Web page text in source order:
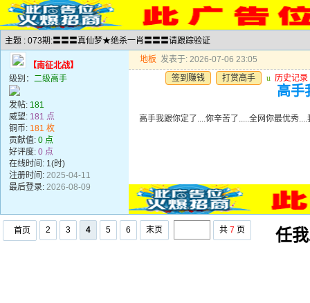
主题 : 073期:〓〓〓真仙梦★绝杀一肖〓〓〓请跟踪验证
【南征北战】
级别： 二级高手
发帖: 181
威望: 181 点
铜币: 181 枚
贡献值: 0 点
好评度: 0 点
在线时间: 1(时)
注册时间: 2025-04-11
最后登录: 2026-08-09
地板 发表于: 2026-07-06 23:05
签到赚钱
打赏高手 u 历史记录
高手
高手我跟你定了....你辛苦了.....全网你最优秀
首页 2 3 4 5 6 末页 共 7 页 任我